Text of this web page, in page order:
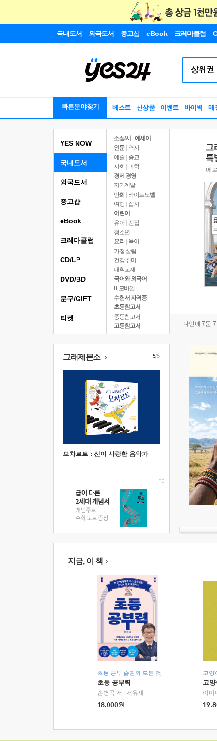
국내도서 외국도서 중고샵 eBook 크레마클럽
빠른분야찾기 베스트 신상품 이벤트 바이백 매
YES NOW
국내도서
소설/시
에세이
인문
역사
예술 | 종교
사회 | 과학
경제 경영
자기계발
만화 | 라이트노벨
여행
잡지
어린이
유아 | 전집
청소년
요리
육아
가정 살림
건강 취미
대학교재
국어와 외국어
IT 모바일
수험서 자격증
초등참고서
중등참고서
고등참고서
나민애 7문
외국도서
중고샵
eBook
크레마클럽
CD/LP
DVD/BD
문구/GIFT
티켓
그래제본소
모차르트 : 신이 사랑한 음악가
5/5
지금, 이 책
초등 공부 습관의 모든 것
초등 공부력
손병목 저
서유재
18,000원
고양
고
이미